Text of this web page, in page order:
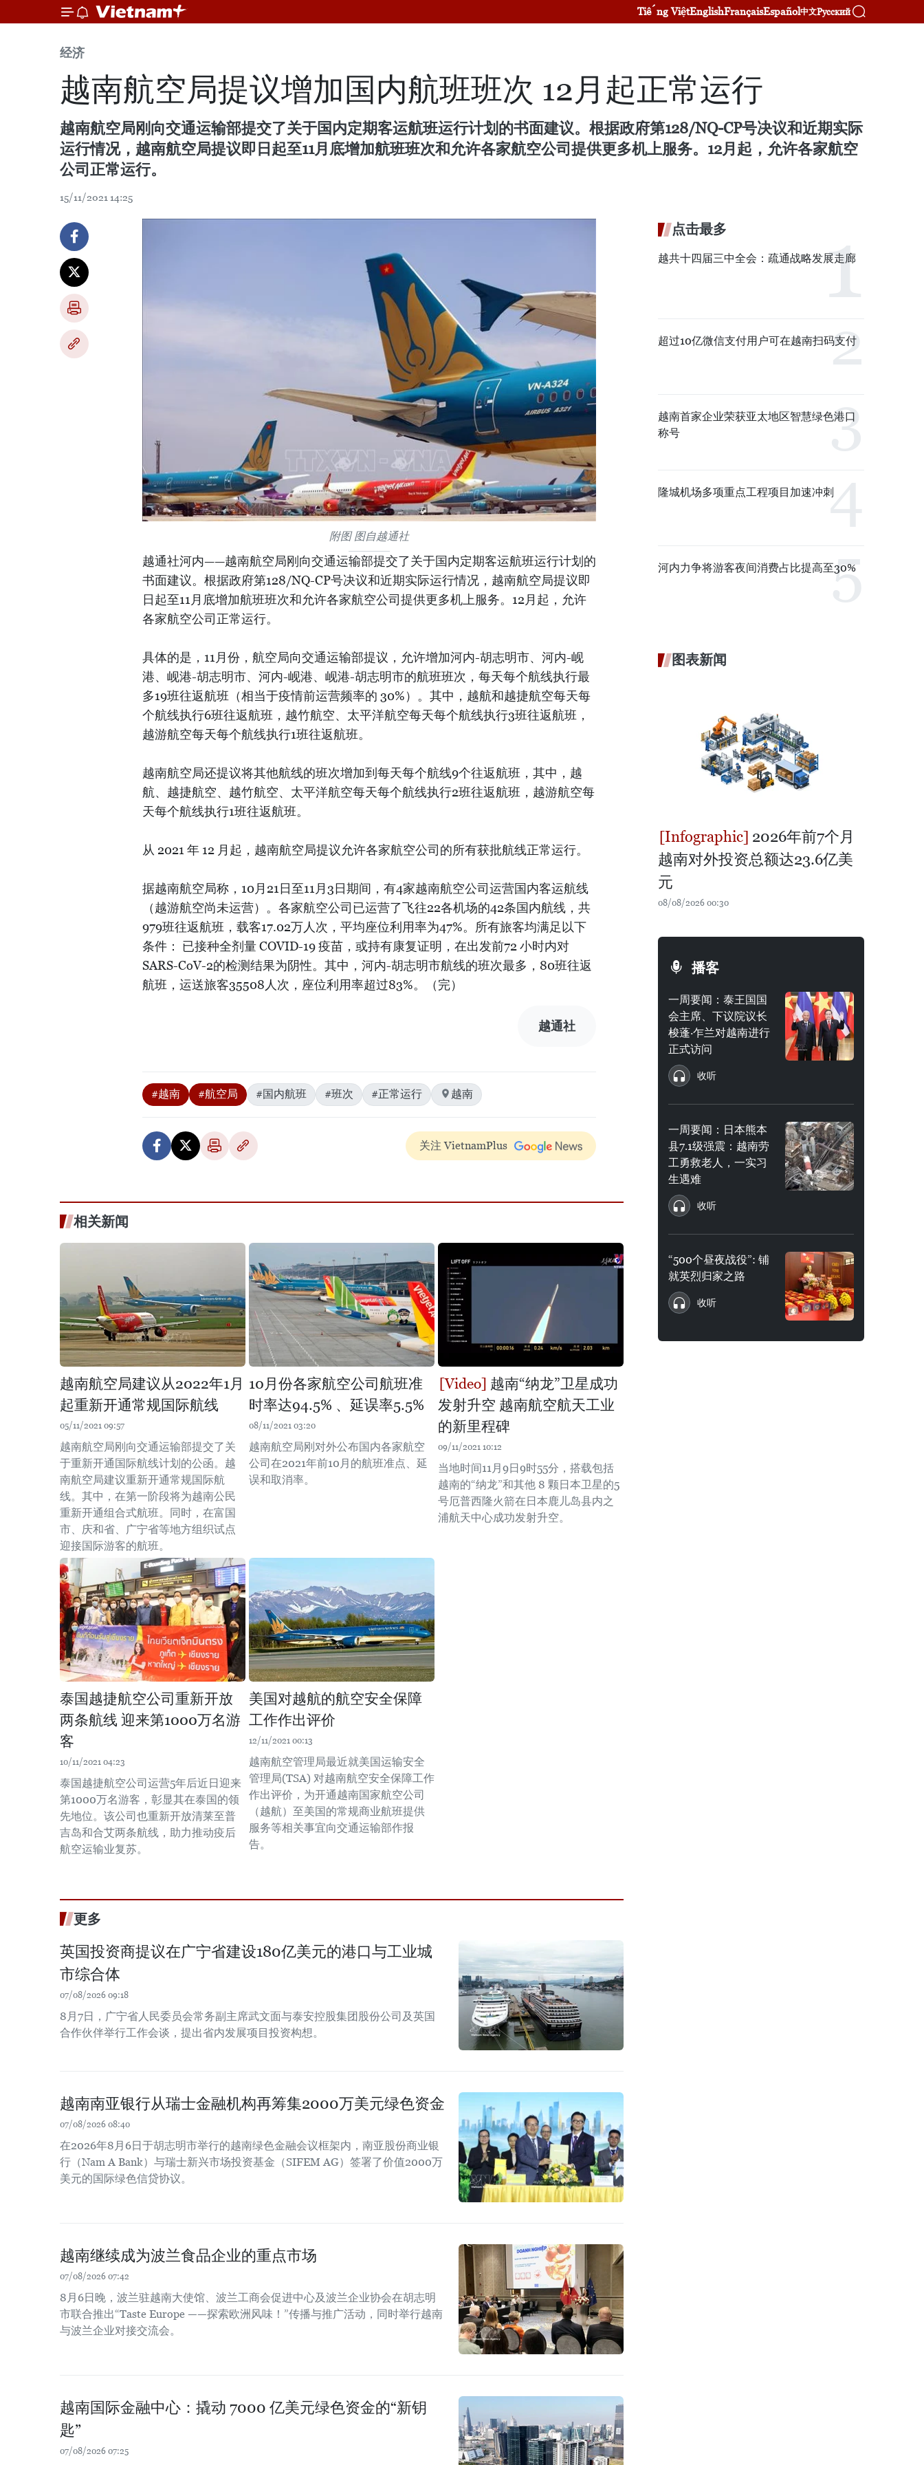
Tiếng ViệtEnglishFrançaisEspañol中文Русский
经济
越南航空局提议增加国内航班班次 12月起正常运行
越南航空局刚向交通运输部提交了关于国内定期客运航班运行计划的书面建议。根据政府第128/NQ-CP号决议和近期实际
运行情况，越南航空局提议即日起至11月底增加航班班次和允许各家航空公司提供更多机上服务。12月起，允许各家航空
公司正常运行。
15/11/2021 14:25
附图 图自越通社
越通社河内——越南航空局刚向交通运输部提交了关于国内定期客运航班运行计划的
书面建议。根据政府第128/NQ-CP号决议和近期实际运行情况，越南航空局提议即
日起至11月底增加航班班次和允许各家航空公司提供更多机上服务。12月起，允许
各家航空公司正常运行。
具体的是，11月份，航空局向交通运输部提议，允许增加河内-胡志明市、河内-岘
港、岘港-胡志明市、河内-岘港、岘港-胡志明市的航班班次，每天每个航线执行最
多19班往返航班（相当于疫情前运营频率的 30%）。其中，越航和越捷航空每天每
个航线执行6班往返航班，越竹航空、太平洋航空每天每个航线执行3班往返航班，
越游航空每天每个航线执行1班往返航班。
越南航空局还提议将其他航线的班次增加到每天每个航线9个往返航班，其中，越
航、越捷航空、越竹航空、太平洋航空每天每个航线执行2班往返航班，越游航空每
天每个航线执行1班往返航班。
从 2021 年 12 月起，越南航空局提议允许各家航空公司的所有获批航线正常运行。
据越南航空局称，10月21日至11月3日期间，有4家越南航空公司运营国内客运航线
（越游航空尚未运营）。各家航空公司已运营了飞往22各机场的42条国内航线，共
979班往返航班，载客17.02万人次，平均座位利用率为47%。所有旅客均满足以下
条件： 已接种全剂量 COVID-19 疫苗，或持有康复证明，在出发前72 小时内对
SARS-CoV-2的检测结果为阴性。其中，河内-胡志明市航线的班次最多，80班往返
航班，运送旅客35508人次，座位利用率超过83%。（完）
越通社
#越南 #航空局 #国内航班 #班次 #正常运行 越南
关注 VietnamPlus
相关新闻
越南航空局建议从2022年1月
起重新开通常规国际航线
05/11/2021 09:57
越南航空局刚向交通运输部提交了关
于重新开通国际航线计划的公函。越
南航空局建议重新开通常规国际航
线。其中，在第一阶段将为越南公民
重新开通组合式航班。同时，在富国
市、庆和省、广宁省等地方组织试点
迎接国际游客的航班。
10月份各家航空公司航班准
时率达94.5% 、延误率5.5%
08/11/2021 03:20
越南航空局刚对外公布国内各家航空
公司在2021年前10月的航班准点、延
误和取消率。
越南“纳龙”卫星成功
发射升空 越南航空航天工业
的新里程碑
09/11/2021 10:12
当地时间11月9日9时55分，搭载包括
越南的“纳龙”和其他 8 颗日本卫星的5
号厄普西隆火箭在日本鹿儿岛县内之
浦航天中心成功发射升空。
泰国越捷航空公司重新开放
两条航线 迎来第1000万名游
客
10/11/2021 04:23
泰国越捷航空公司运营5年后近日迎来
第1000万名游客，彰显其在泰国的领
先地位。该公司也重新开放清莱至普
吉岛和合艾两条航线，助力推动疫后
航空运输业复苏。
美国对越航的航空安全保障
工作作出评价
12/11/2021 00:13
越南航空管理局最近就美国运输安全
管理局(TSA) 对越南航空安全保障工作
作出评价，为开通越南国家航空公司
（越航）至美国的常规商业航班提供
服务等相关事宜向交通运输部作报
告。
更多
英国投资商提议在广宁省建设180亿美元的港口与工业城
市综合体
07/08/2026 09:18
8月7日，广宁省人民委员会常务副主席武文面与泰安控股集团股份公司及英国
合作伙伴举行工作会谈，提出省内发展项目投资构想。
越南南亚银行从瑞士金融机构再筹集2000万美元绿色资金
07/08/2026 08:40
在2026年8月6日于胡志明市举行的越南绿色金融会议框架内，南亚股份商业银
行（Nam A Bank）与瑞士新兴市场投资基金（SIFEM AG）签署了价值2000万
美元的国际绿色信贷协议。
越南继续成为波兰食品企业的重点市场
07/08/2026 07:42
8月6日晚，波兰驻越南大使馆、波兰工商会促进中心及波兰企业协会在胡志明
市联合推出“Taste Europe ——探索欧洲风味！”传播与推广活动，同时举行越南
与波兰企业对接交流会。
越南国际金融中心：撬动 7000 亿美元绿色资金的“新钥
匙”
07/08/2026 07:25
点击最多
越共十四届三中全会：疏通战略发展走廊
超过10亿微信支付用户可在越南扫码支付
越南首家企业荣获亚太地区智慧绿色港口
称号
隆城机场多项重点工程项目加速冲刺
河内力争将游客夜间消费占比提高至30%
图表新闻
2026年前7个月
越南对外投资总额达23.6亿美
元
08/08/2026 00:30
播客
一周要闻：泰王国国
会主席、下议院议长
梭蓬·乍兰对越南进行
正式访问
收听
一周要闻：日本熊本
县7.1级强震：越南劳
工勇救老人，一实习
生遇难
收听
“500个昼夜战役”: 铺
就英烈归家之路
收听